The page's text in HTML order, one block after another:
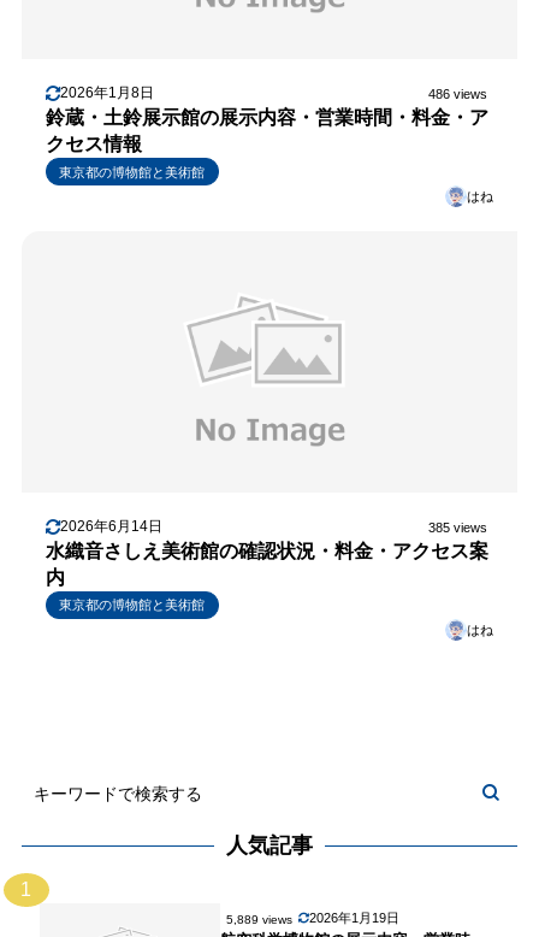
2026年1月8日 486 views
鈴蔵・土鈴展示館の展示内容・営業時間・料金・ア
クセス情報
東京都の博物館と美術館
はね
2026年6月14日 385 views
水織音さしえ美術館の確認状況・料金・アクセス案
内
東京都の博物館と美術館
はね
人気記事
1
5,889 views 2026年1月19日